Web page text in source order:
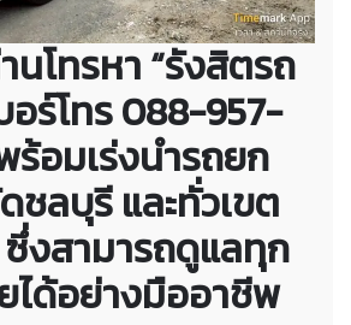
นโทรหา “รังสิตรถ
อร์โทร 088-957-
ร้อมเร่งนำรถยก
ชลบุรี และทั่วเขต
งสามารถดูแลทุก
ได้อย่างมืออาชีพ